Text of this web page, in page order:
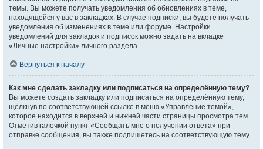
темы. Вы можете получать уведомления об обновлениях в теме,
находящейся у вас в закладках. В случае подписки, вы будете получать
уведомления об изменениях в теме или форуме. Настройки
уведомлений для закладок и подписок можно задать на вкладке
«Личные настройки» личного раздела.
Вернуться к началу
Как мне сделать закладку или подписаться на определённую тему?
Вы можете создать закладку или подписаться на определённую тему,
щёлкнув по соответствующей ссылке в меню «Управление темой»,
которое находится в верхней и нижней части страницы просмотра тем.
Отметив галочкой пункт «Сообщать мне о получении ответа» при
отправке сообщения, вы также подпишетесь на соответствующую тему.